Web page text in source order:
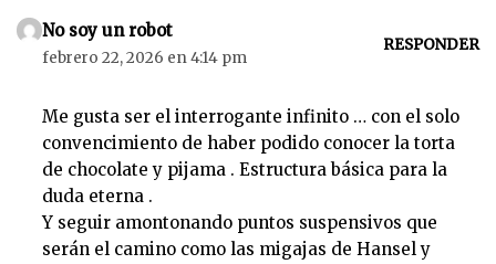
No soy un robot
febrero 22, 2026 en 4:14 pm
RESPONDER
Me gusta ser el interrogante infinito … con el solo
convencimiento de haber podido conocer la torta
de chocolate y pijama . Estructura básica para la
duda eterna .
Y seguir amontonando puntos suspensivos que
serán el camino como las migajas de Hansel y